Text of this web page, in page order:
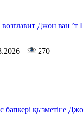
Джон ван ’т
270
бапкері қызметіне